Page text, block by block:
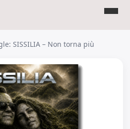
SISSILIA – Non torna più